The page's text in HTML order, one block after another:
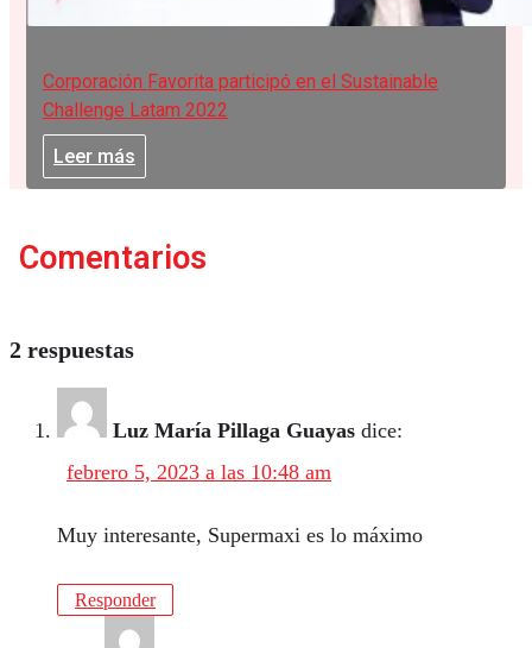
Corporación Favorita participó en el Sustainable
Challenge Latam 2022
Leer más
Comentarios
2 respuestas
Luz María Pillaga Guayas dice:
febrero 5, 2023 a las 10:48 am
Muy interesante, Supermaxi es lo máximo
Responder